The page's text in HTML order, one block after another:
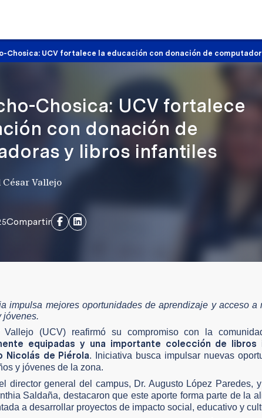
Chosica: UCV fortalece la educación con donación de
Chosica: UCV fortalece
con donación de
y libros infantiles
Vallejo
Compartir
impulsa mejores oportunidades de aprendizaje y acceso
jóvenes.
Vallejo (UCV) reafirmó su compromiso con la
equipadas y una importante colección de
Nicolás de Piérola. Iniciativa busca impulsar nuevas
y jóvenes de la zona.
director general del campus, Dr. Augusto López Paredes,
Saldaña, destacaron que este aporte forma parte de la
a desarrollar proyectos de impacto social, educativo y